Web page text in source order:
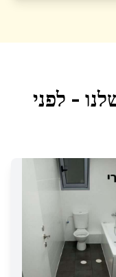
- לפני